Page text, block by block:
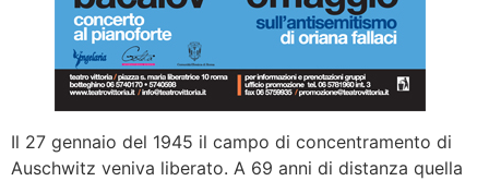
Il 27 gennaio del 1945 il campo di concentramento di
Auschwitz veniva liberato. A 69 anni di distanza quella